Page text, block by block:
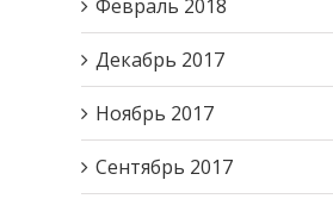
Февраль 2018
Декабрь 2017
Ноябрь 2017
Сентябрь 2017